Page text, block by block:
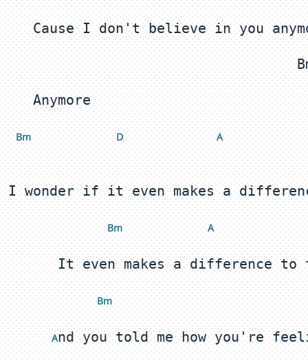
Bm D A
Bm A
Bm
A